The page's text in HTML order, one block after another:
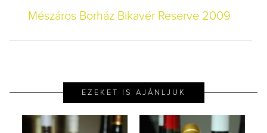
Mészáros Borház Bikavér Reserve 2009
EZEKET IS AJÁNLJUK